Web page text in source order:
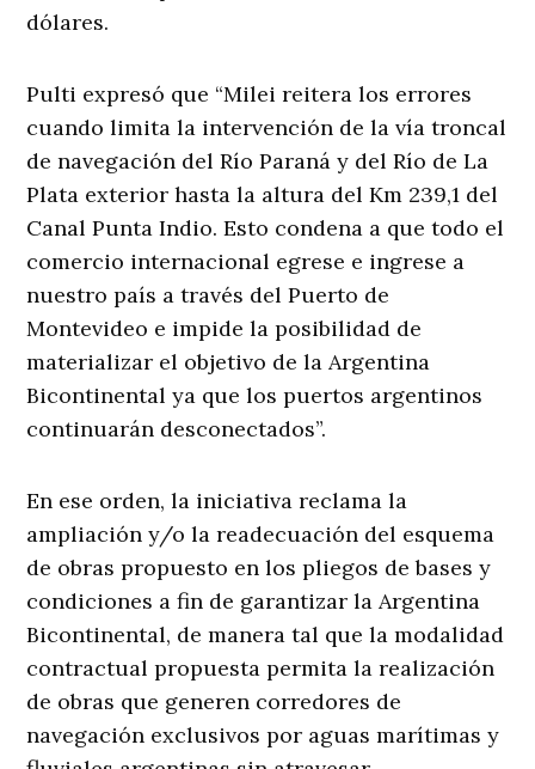
dólares.
Pulti expresó que “Milei reitera los errores
cuando limita la intervención de la vía troncal
de navegación del Río Paraná y del Río de La
Plata exterior hasta la altura del Km 239,1 del
Canal Punta Indio. Esto condena a que todo el
comercio internacional egrese e ingrese a
nuestro país a través del Puerto de
Montevideo e impide la posibilidad de
materializar el objetivo de la Argentina
Bicontinental ya que los puertos argentinos
continuarán desconectados”.
En ese orden, la iniciativa reclama la
ampliación y/o la readecuación del esquema
de obras propuesto en los pliegos de bases y
condiciones a fin de garantizar la Argentina
Bicontinental, de manera tal que la modalidad
contractual propuesta permita la realización
de obras que generen corredores de
navegación exclusivos por aguas marítimas y